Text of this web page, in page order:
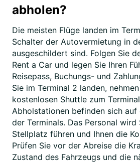
abholen?
Die meisten Flüge landen im
Schalter der Autovermietung in
ausgeschildert sind. Folgen Sie
Rent a Car und legen Sie Ihren
Reisepass, Buchungs- und
Sie im Terminal 2 landen,
kostenlosen Shuttle zum
Abholstationen befinden sich auf
der Terminals. Das Personal wird
Stellplatz führen und Ihnen die
Prüfen Sie vor der Abreise die
Zustand des Fahrzeugs und die